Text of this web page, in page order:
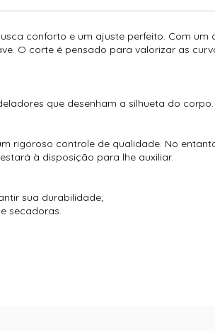
conforto e um ajuste perfeito. Com
O corte é pensado para valorizar as
que desenham a silhueta do corpo.
rigoroso controle de qualidade. No
à disposição para lhe auxiliar.
sua durabilidade;
secadoras.